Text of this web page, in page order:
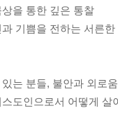
을 통한 깊은 통찰
기쁨을 전하는 서른
는 분들, 불안과 외로
도인으로서 어떻게 살